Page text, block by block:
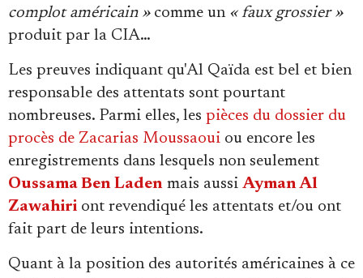
complot américain »comme un « faux grossier »
produit par la CIA…
Les preuves indiquant qu'Al Qaïda est bel et bien
responsable des attentats sont pourtant
nombreuses. Parmi elles, les pièces du dossier du
procès de Zacarias Moussaoui ou encore les
enregistrements dans lesquels non seulement
Oussama Ben Laden mais aussi Ayman Al
Zawahiri ont revendiqué les attentats et/ou ont
fait part de leurs intentions.
Quant à la position des autorités américaines à ce